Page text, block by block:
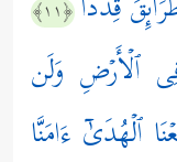
قِدَدࣰا ﴿١١﴾
ٱلۡأَرۡضِ وَلَن
ٱلۡهُدَىٰۤ ءَامَنَّا